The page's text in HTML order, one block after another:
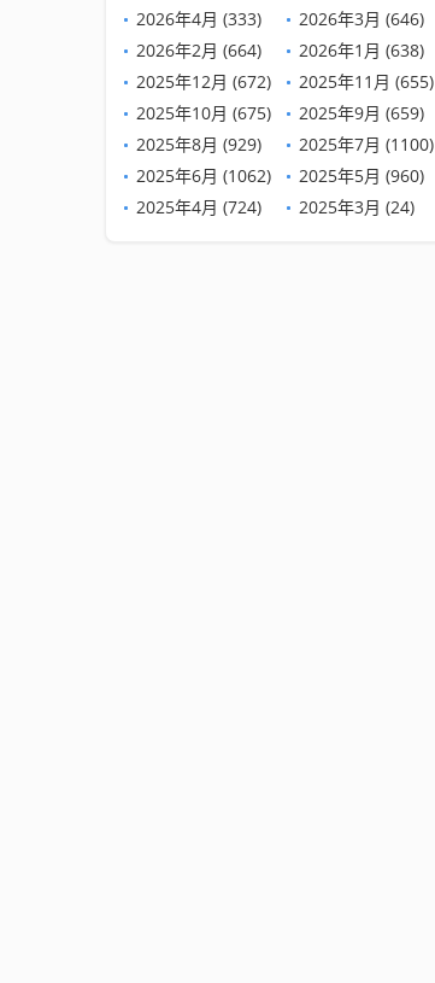
2026年4月 (333)
2026年3月 (646)
2026年2月 (664)
2026年1月 (638)
2025年12月 (672)
2025年11月 (655)
2025年10月 (675)
2025年9月 (659)
2025年8月 (929)
2025年7月 (1100)
2025年6月 (1062)
2025年5月 (960)
2025年4月 (724)
2025年3月 (24)